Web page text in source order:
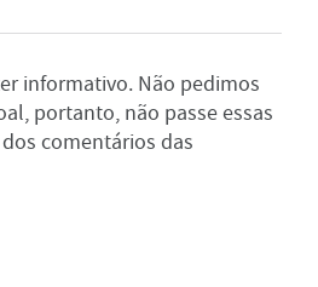
informativo. Não pedimos
portanto, não passe essas
comentários das